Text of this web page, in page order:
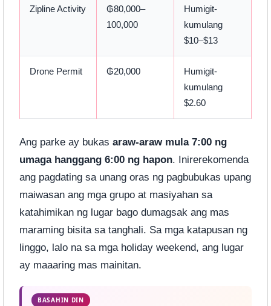
Zipline Activity
₲80,000–
100,000
Humigit-
kumulang
$10–$13
Drone Permit ₲20,000
Humigit-
kumulang
$2.60
Ang parke ay bukas araw-araw mula 7:00 ng
umaga hanggang 6:00 ng hapon. Inirerekomenda
ang pagdating sa unang oras ng pagbubukas upang
maiwasan ang mga grupo at masiyahan sa
katahimikan ng lugar bago dumagsak ang mas
maraming bisita sa tanghali. Sa mga katapusan ng
linggo, lalo na sa mga holiday weekend, ang lugar
ay maaaring mas mainitan.
BASAHIN DIN